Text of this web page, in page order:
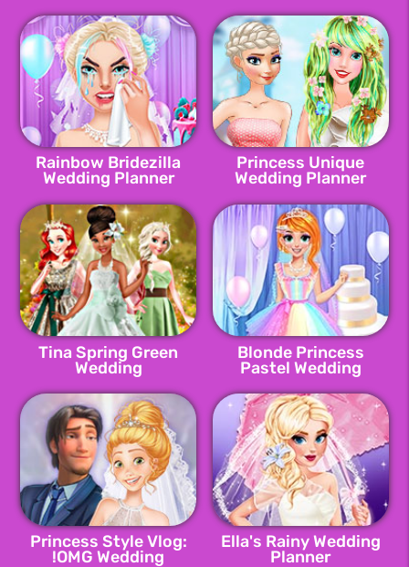
Princess Unique
Wedding Planner
Rainbow Bridezilla
Wedding Planner
Blonde Princess
Pastel Wedding
Tina Spring Green
Wedding
Ella's Rainy Wedding
Planner
Princess Style Vlog:
OMG Wedding!